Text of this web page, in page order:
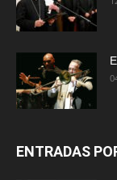
ENTRADAS